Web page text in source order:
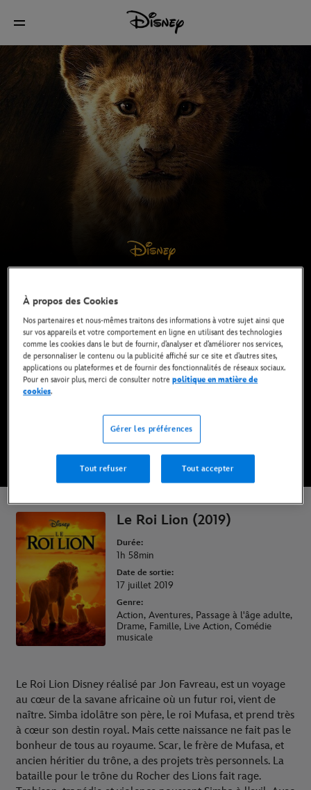
Maintenant disponible sur Disney+* et en DVD,
Blu-Ray et achat digital
REGARDER SUR DISNEY+
ACHETER LE FILM
* Abonnement requis | Offres dès 6,99 EUR par mois.
Le Roi Lion (2019)
Durée:
1h 58min
Date de sortie:
17 juillet 2019
Genre:
Action, Aventures, Passage à l'âge adulte,
Drame, Famille, Live Action, Comédie
musicale
Le Roi Lion Disney réalisé par Jon Favreau, est un voyage
au cœur de la savane africaine où un futur roi, vient de
naître. Simba idolâtre son père, le roi Mufasa, et prend très
à cœur son destin royal. Mais cette naissance ne fait pas le
bonheur de tous au royaume. Scar, le frère de Mufasa, et
ancien héritier du trône, a des projets très personnels. La
bataille pour le trône du Rocher des Lions fait rage.
À propos des Cookies
Nos partenaires et nous-mêmes traitons des informations à votre sujet ainsi que
sur vos appareils et votre comportement en ligne en utilisant des technologies
comme les cookies dans le but de fournir, d’analyser et d’améliorer nos services,
de personnaliser le contenu ou la publicité affiché sur ce site et d’autres sites,
applications ou plateformes et de fournir des fonctionnalités de réseaux sociaux.
Pour en savoir plus, merci de consulter notrepolitique en matière de
cookies.
Gérer les préférences
Tout refuser Tout accepter